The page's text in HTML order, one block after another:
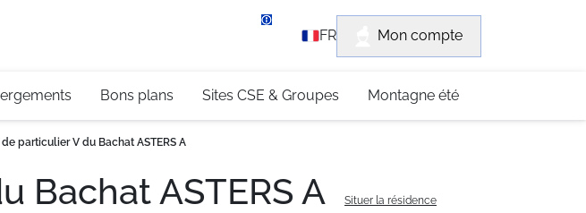
+33 (0)4 79 96 30 69
FR Mon compte
Bons plans Sites CSE & Groupes Montagne été
particulier V du Bachat ASTERS A
Bachat ASTERS A Situer la résidence